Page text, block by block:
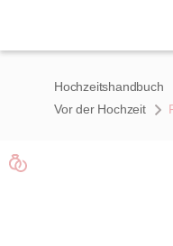
Hochzeitshandbuch
Vor der Hochzeit